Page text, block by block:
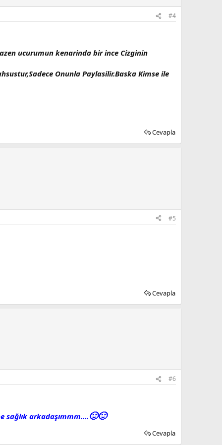
#4
ucurumun kenarinda bir ince Cizginin
Onunla Paylasilir.Baska Kimse ile
Cevapla
#5
Cevapla
#6
sağlık arkadaşımmm....🙂🙂
Cevapla